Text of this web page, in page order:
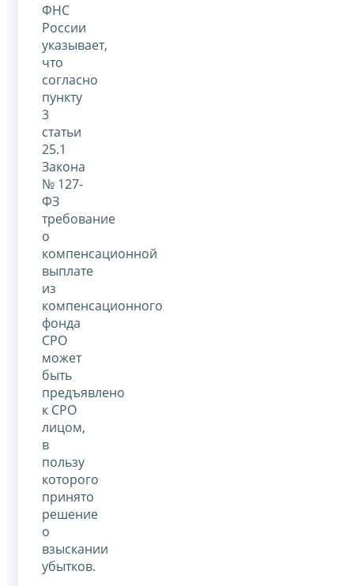
ФНС
России
указывает,
что
согласно
пункту
3
статьи
25.1
Закона
№ 127-
ФЗ
требование
о
компенсационной
выплате
из
компенсационного
фонда
СРО
может
быть
предъявлено
к СРО
лицом,
в
пользу
которого
принято
решение
о
взыскании
убытков.